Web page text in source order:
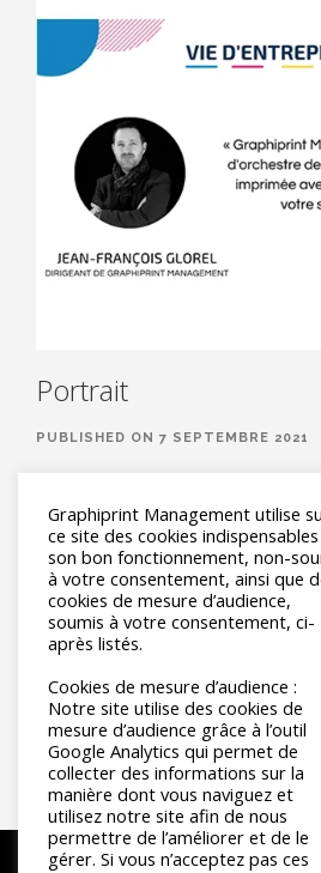
Portrait
PUBLISHED ON 7 SEPTEMBRE 2021
PORTRAIT | Jean-François Glorel,
Management
LIRE LA SUITE
Graphiprint Management utilise
ce site des cookies
son bon fonctionnement, non-
à votre consentement, ainsi que
cookies de mesure d’audience,
soumis à votre consentement, ci-
après listés.
Cookies de mesure d’audience :
Notre site utilise des cookies de
mesure d’audience grâce à l’outil
Google Analytics qui permet de
collecter des informations sur la
manière dont vous naviguez et
utilisez notre site afin de nous
permettre de l’améliorer et de le
gérer. Si vous n’acceptez pas ces